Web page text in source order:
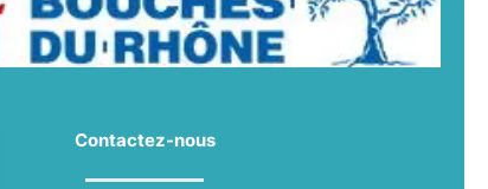
Contactez-nous